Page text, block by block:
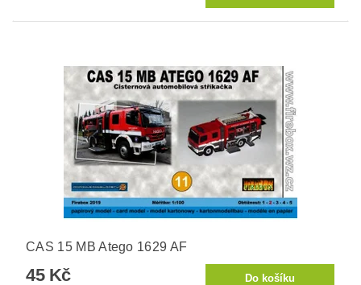
CAS 15 MB Atego 1629 AF
45 Kč